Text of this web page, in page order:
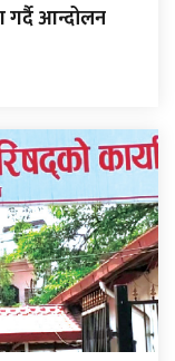
गर्दै आन्दोलन